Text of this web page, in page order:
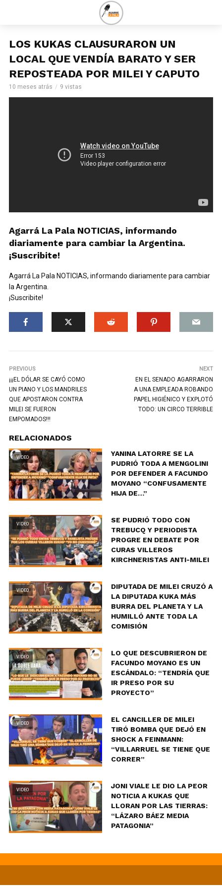
LOS KUKAS CLAUSURARON UN
LOCAL QUE VENDÍA BARATO Y SER
REPOSTEADA POR MILEI Y CAPUTO
10 meses atrás 9 vistas
Agarrá La Pala NOTICIAS, informando
diariamente para cambiar la Argentina.
¡Suscribite!
Agarrá La Pala NOTICIAS, informando diariamente para cambiar
la Argentina.
¡Suscribite!
PREVIOUS
¡¡¡EL DÓLAR SE CAYÓ COMO
UN PIANO Y LOS MANDRILES
QUE APOSTARON CONTRA
MILEI SE FUERON
EMPOMADOS!!!
NEXT
EN EL SENADO AGARRARON
A UNA EMPLEADA ROBANDO
PAPEL HIGIÉNICO Y EXPLOTÓ
TODO: UN CIRCO TERRIBLE
RELACIONADOS
VIDEO
YANINA LATORRE SE LA
PUDRIÓ TODA A MENGOLINI
POR DEFENDER A FACUNDO
MOYANO “CONFUSAMENTE
HIJA DE…”
VIDEO
SE PUDRIÓ TODO CON
TREBUCQ Y PERIODISTA
PROGRE EN DEBATE POR
CURAS VILLEROS
KIRCHNERISTAS ANTI-MILEI
VIDEO
DIPUTADA DE MILEI CRUZÓ A
LA DIPUTADA KUKA MÁS
BURRA DEL PLANETA Y LA
HUMILLÓ ANTE TODA LA
COMISIÓN
VIDEO
LO QUE DESCUBRIERON DE
FACUNDO MOYANO ES UN
ESCÁNDALO: “TENDRÍA QUE
IR PRESO POR SU
PROYECTO”
VIDEO
EL CANCILLER DE MILEI
TIRÓ BOMBA QUE DEJÓ EN
SHOCK A FEINMANN:
“VILLARRUEL SE TIENE QUE
CORRER”
VIDEO
JONI VIALE LE DIO LA PEOR
NOTICIA A KUKAS QUE
LLORAN POR LAS TIERRAS:
“LÁZARO BÁEZ MEDIA
PATAGONIA”